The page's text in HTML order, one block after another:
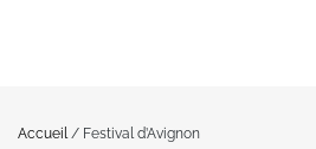
Accueil / Festival d’Avignon